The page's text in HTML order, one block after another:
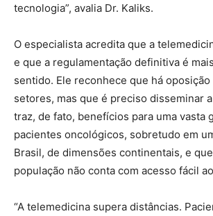
tecnologia”, avalia Dr. Kaliks.
O especialista acredita que a
e que a regulamentação definitiva é
sentido. Ele reconhece que há oposição
setores, mas que é preciso disseminar
traz, de fato, benefícios para uma vasta
pacientes oncológicos, sobretudo em
Brasil, de dimensões continentais, e
população não conta com acesso fácil
“A telemedicina supera distâncias.